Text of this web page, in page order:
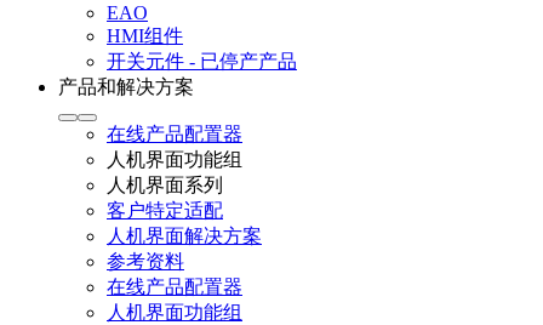
EAO
HMI组件
开关元件 - 已停产产品
产品和解决方案
在线产品配置器
人机界面功能组
人机界面系列
客户特定适配
人机界面解决方案
参考资料
在线产品配置器
人机界面功能组